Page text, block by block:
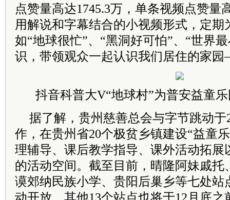
点赞量高达1745.3万，单条视频点赞量
用解说和字幕结合的小视频形式，定期
如“地球很忙”、“黑洞好可怕”、“世界
识，带领观众一起认识我们居住的家
抖音科普大V“地球村”为普安益童
据了解，贵州慈善总会与字节跳动于
作，在贵州省20个极贫乡镇建设“益童
理辅导、课后教学指导、课外活动拓展
的活动空间。截至目前，晴隆阿妹戚托
谟郊纳民族小学、贵阳后巢乡等七处站